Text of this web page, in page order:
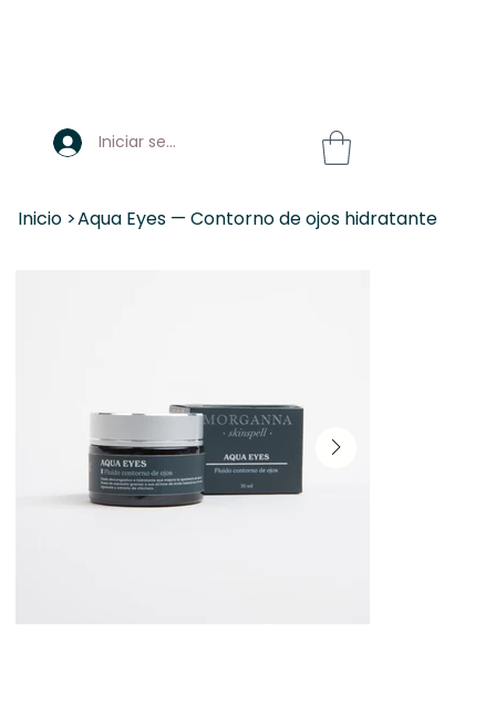
Iniciar sesión
Inicio >Aqua Eyes — Contorno de ojos hidratante